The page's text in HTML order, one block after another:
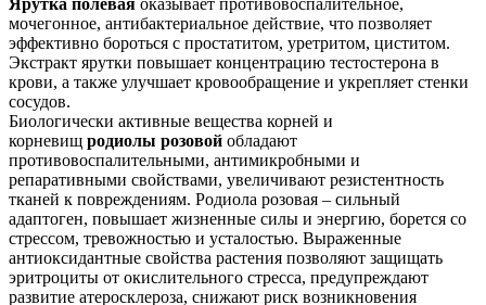
мочегонное, антибактериальное действие, что позволяет
эффективно бороться с простатитом, уретритом, циститом.
Экстракт ярутки повышает концентрацию тестостерона в
крови, а также улучшает кровообращение и укрепляет стенки
сосудов.
Биологически активные вещества корней и
корневищ родиолы розовой обладают
противовоспалительными, антимикробными и
репаративными свойствами, увеличивают резистентность
тканей к повреждениям. Родиола розовая – сильный
адаптоген, повышает жизненные силы и энергию, борется со
стрессом, тревожностью и усталостью. Выраженные
антиоксидантные свойства растения позволяют защищать
эритроциты от окислительного стресса, предупреждают
развитие атеросклероза, снижают риск возникновения